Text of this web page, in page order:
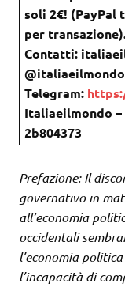
soli 2€! (PayPal
per
Contatti:
Telegram:
Italiaeilmondo
2b804373
Prefazione: Il
governativo in
all’economia
occidentali
l’economia
l’incapacità di